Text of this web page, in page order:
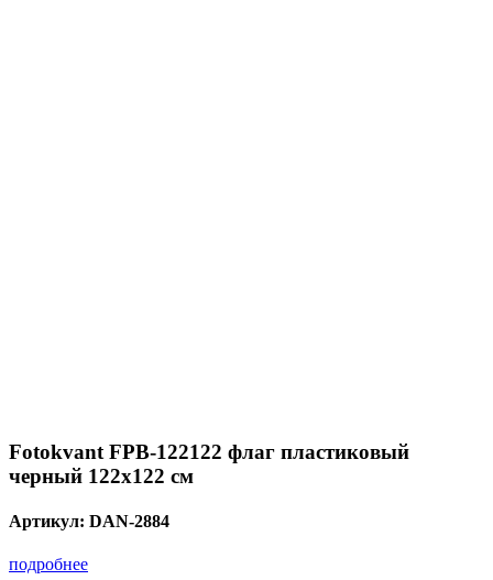
Fotokvant FPB-122122 флаг пластиковый
черный 122х122 см
Артикул: DAN-2884
подробнее